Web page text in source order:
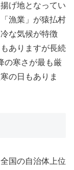
げ地となってい
漁業」が猿払村
な気候が特徴
ありますが長続
の寒さが最も厳
の日もありま
国の自治体上位